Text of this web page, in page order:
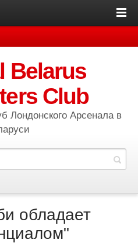
Belarus
Club
Арсенала в
обладает